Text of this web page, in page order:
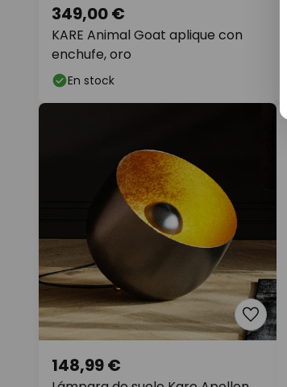
KARE Animal Goat aplique con
enchufe, oro
349,00 €
En stock
148,99 €